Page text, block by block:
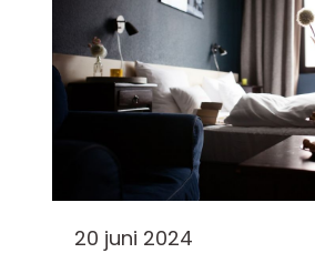
20 juni 2024